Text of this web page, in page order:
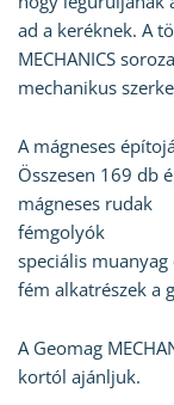
ad a keréknek. A
MECHANICS
mechanikus
A mágneses
Összesen 169 db
mágneses rudak
fémgolyók
speciális
fém alkatrészek a
A Geomag
kortól ajánljuk.